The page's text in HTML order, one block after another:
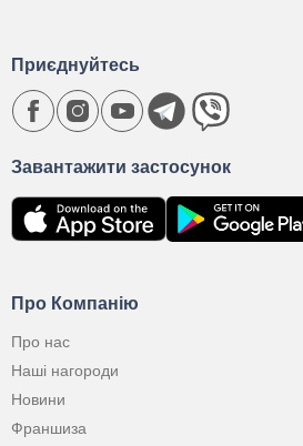
Про Компанію
Про нас
Наші нагороди
Новини
Франшиза
Завантажити застосунок
Приєднуйтесь